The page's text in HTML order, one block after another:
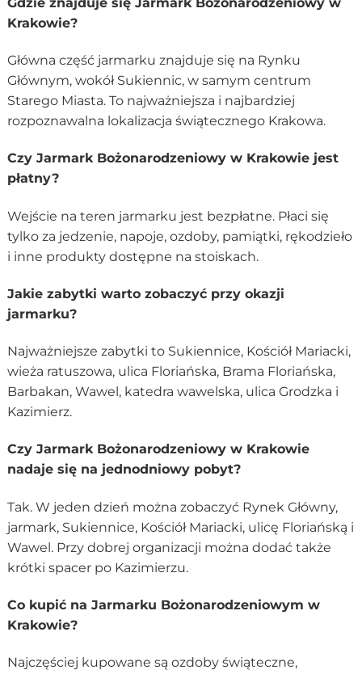
Krakowie?
Główna część jarmarku znajduje się na Rynku
Głównym, wokół Sukiennic, w samym centrum
Starego Miasta. To najważniejsza i najbardziej
rozpoznawalna lokalizacja świątecznego Krakowa.
Czy Jarmark Bożonarodzeniowy w Krakowie jest
płatny?
Wejście na teren jarmarku jest bezpłatne. Płaci się
tylko za jedzenie, napoje, ozdoby, pamiątki, rękodzieło
i inne produkty dostępne na stoiskach.
Jakie zabytki warto zobaczyć przy okazji
jarmarku?
Najważniejsze zabytki to Sukiennice, Kościół Mariacki,
wieża ratuszowa, ulica Floriańska, Brama Floriańska,
Barbakan, Wawel, katedra wawelska, ulica Grodzka i
Kazimierz.
Czy Jarmark Bożonarodzeniowy w Krakowie
nadaje się na jednodniowy pobyt?
Tak. W jeden dzień można zobaczyć Rynek Główny,
jarmark, Sukiennice, Kościół Mariacki, ulicę Floriańską i
Wawel. Przy dobrej organizacji można dodać także
krótki spacer po Kazimierzu.
Co kupić na Jarmarku Bożonarodzeniowym w
Krakowie?
Najczęściej kupowane są ozdoby świąteczne,